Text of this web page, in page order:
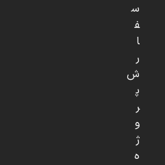
س
ف
ا
ر
ش
پ
ر
و
ژ
ه